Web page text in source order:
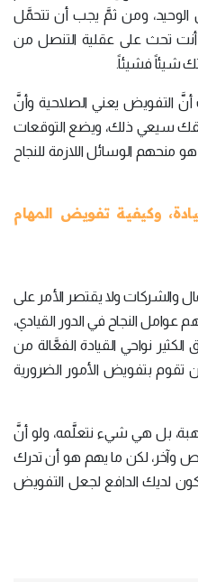
ومن ثمَّ يجب أن تتحمَّل
أنت تحث على عقلية التنصل من
شيئاً فشيئاً.
التفويض يعني الصلاحية وأنَّ
سيعي ذلك، ويضع التوقعات
منحهم الوسائل اللازمة للنجاح
وكيفية تفويض المهام
والشركات ولا يقتصر الأمر على
النجاح في الدور القيادي،
نواحي القيادة الفعَّالة من
تقوم بتفويض الأمور الضرورية
بل هي شيء نتعلَّمه، ولو أنَّ
وآخر، لكن ما يهم هو أن تدرك
لديك الدافع لجعل التفويض